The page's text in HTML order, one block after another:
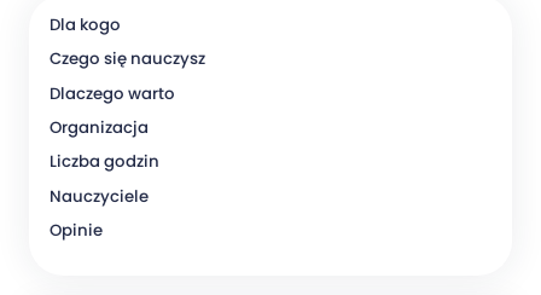
Dla kogo
Czego się nauczysz
Dlaczego warto
Organizacja
Liczba godzin
Nauczyciele
Opinie